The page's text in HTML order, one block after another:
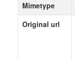
Mimetype
Original url